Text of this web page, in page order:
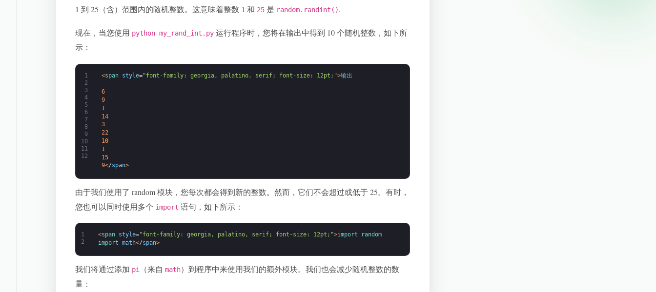
1 到 25（含）范围内的随机整数。这意味着整数 1 和 25 是 random.randint().
现在，当您使用 python my_rand_int.py 运行程序时，您将在输出中得到 10 个随机整数，如下所
示：
1
2
3
4
5
6
7
8
9
10
11
12
<span style="font-family: georgia, palatino, serif; font-size: 12pt;">输出
6
9
1
14
3
22
10
1
15
9</span>
由于我们使用了 random 模块，您每次都会得到新的整数。然而，它们不会超过或低于 25。有时，
您也可以同时使用多个 import 语句，如下所示：
1
2
<span style="font-family: georgia, palatino, serif; font-size: 12pt;">import
random
import math</span>
我们将通过添加 pi （来自math）到程序中来使用我们的额外模块。我们也会减少随机整数的数
量：